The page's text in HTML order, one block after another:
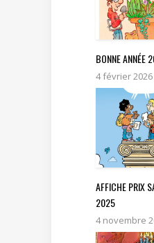
BONNE ANNÉE
4 février 2026
AFFICHE PRIX
2025
4 novembre